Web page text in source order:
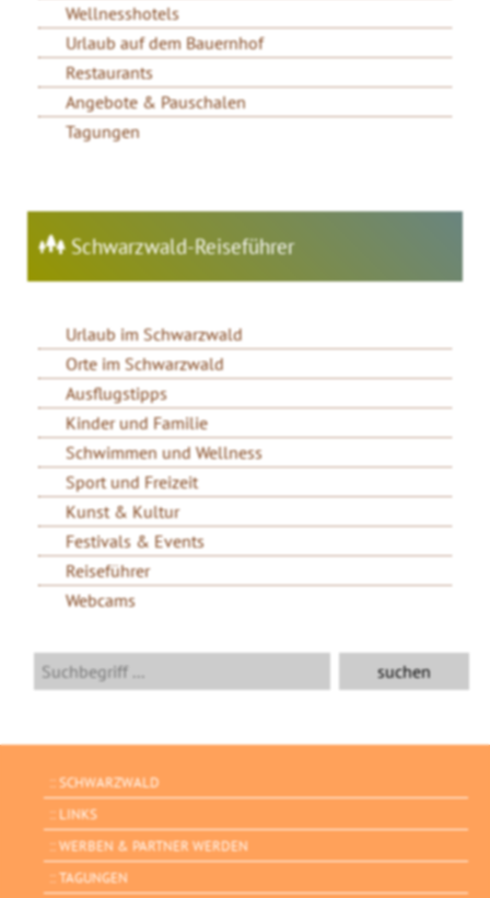
Wellnesshotels
Urlaub auf dem Bauernhof
Restaurants
Angebote & Pauschalen
Tagungen
Schwarzwald-Reiseführer
Urlaub im Schwarzwald
Orte im Schwarzwald
Ausflugstipps
Kinder und Familie
Schwimmen und Wellness
Sport und Freizeit
Kunst & Kultur
Festivals & Events
Reiseführer
Webcams
SCHWARZWALD
LINKS
WERBEN & PARTNER WERDEN
TAGUNGEN